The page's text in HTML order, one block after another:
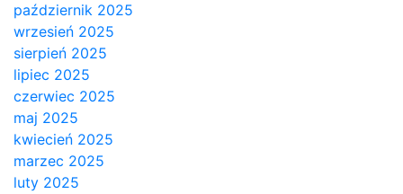
październik 2025
wrzesień 2025
sierpień 2025
lipiec 2025
czerwiec 2025
maj 2025
kwiecień 2025
marzec 2025
luty 2025